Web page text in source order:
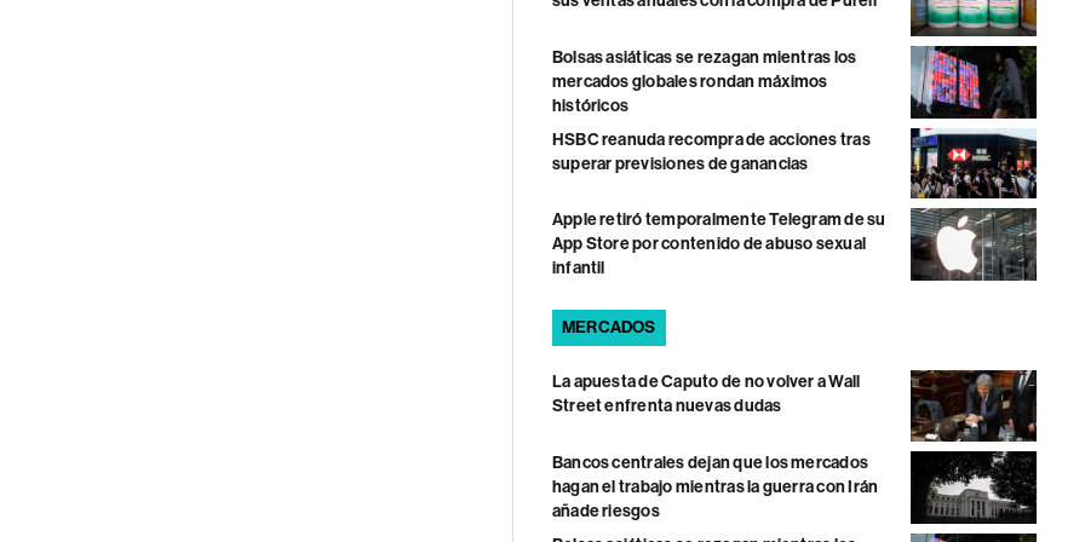
Bolsas asiáticas se rezagan mientras los
mercados globales rondan máximos
históricos
HSBC reanuda recompra de acciones tras
superar previsiones de ganancias
Apple retiró temporalmente Telegram de su
App Store por contenido de abuso sexual
infantil
MERCADOS
La apuesta de Caputo de no volver a Wall
Street enfrenta nuevas dudas
Bancos centrales dejan que los mercados
hagan el trabajo mientras la guerra con Irán
añade riesgos